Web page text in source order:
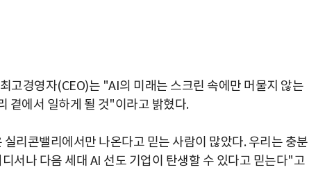
고경영자(CEO)는 "AI의 미래는 스크린 속에만 머물지 않는
곁에서 일하게 될 것"이라고 밝혔다.
리콘밸리에서만 나온다고 믿는 사람이 많았다. 우리는 충분
서나 다음 세대 AI 선도 기업이 탄생할 수 있다고 믿는다"고